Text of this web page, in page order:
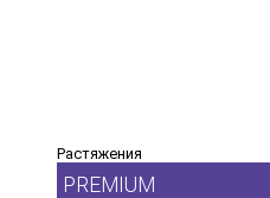
Растяжения
PREMIUM